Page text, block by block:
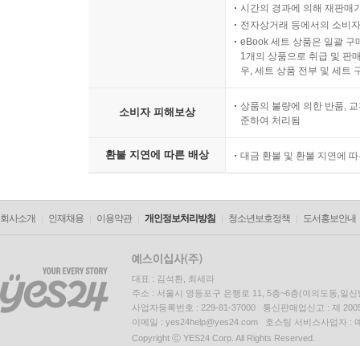
시간의 경과에 의해 재판매
전자상거래 등에서의 소비
eBook 세트 상품은 일괄 구
1개의 상품으로 취급 및 판
우, 세트 상품 전부 및 세트
소비자 피해보상
상품의 불량에 의한 반품,
준하여 처리됨
환불 지연에 따른 배상 대금 환불 및 환불 지연에
회사소개 인재채용 이용약관 개인정보처리방침 청소년보호정책 도서홍보안내
대표 : 김석환, 최세라
주소 : 서울시 영등포구 은행로 11, 5층~6층(여의도동,일신
사업자등록번호 : 229-81-37000 통신판매업신고 : 제
이메일 : yes24help@yes24.com 호스팅 서비스사업자 :
Copyright ⓒ YES24 Corp. All Rights Reserved.